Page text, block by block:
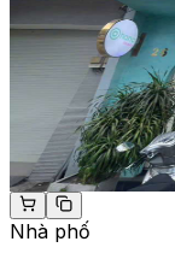
Nhà phố